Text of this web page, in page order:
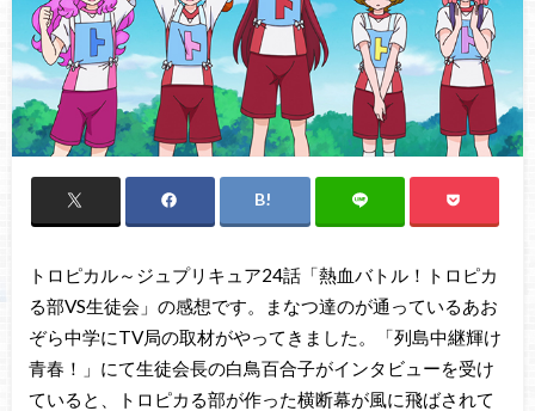
トロピカル～ジュプリキュア24話「熱血バトル！トロピカ
る部VS生徒会」の感想です。まなつ達のが通っているあお
ぞら中学にTV局の取材がやってきました。「列島中継輝け
青春！」にて生徒会長の白鳥百合子がインタビューを受け
ていると、トロピカる部が作った横断幕が風に飛ばされて